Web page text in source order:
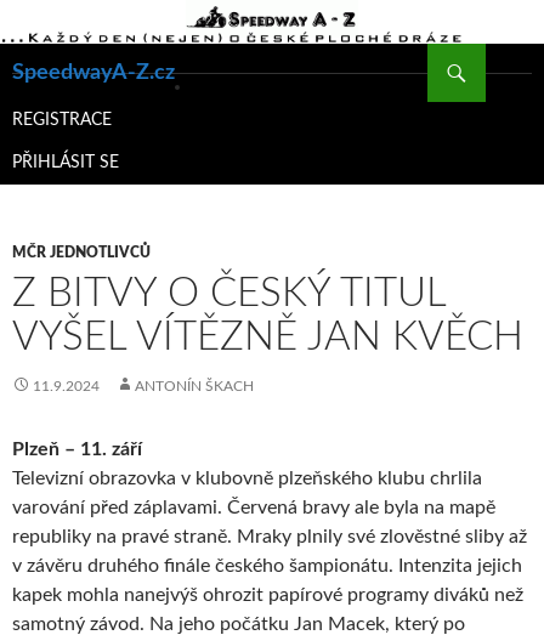
SpeedwayA-Z.cz
K
WEBU
REGISTRACE
PŘIHLÁSIT SE
MČR JEDNOTLIVCŮ
Z BITVY O ČESKÝ TITUL
VYŠEL VÍTĚZNĚ JAN KVĚCH
11.9.2024 ANTONÍN ŠKACH
Plzeň – 11. září
Televizní obrazovka v klubovně plzeňského klubu chrlila
varování před záplavami. Červená bravy ale byla na mapě
republiky na pravé straně. Mraky plnily své zlověstné sliby až
v závěru druhého finále českého šampionátu. Intenzita jejich
kapek mohla nanejvýš ohrozit papírové programy diváků než
samotný závod. Na jeho počátku Jan Macek, který po